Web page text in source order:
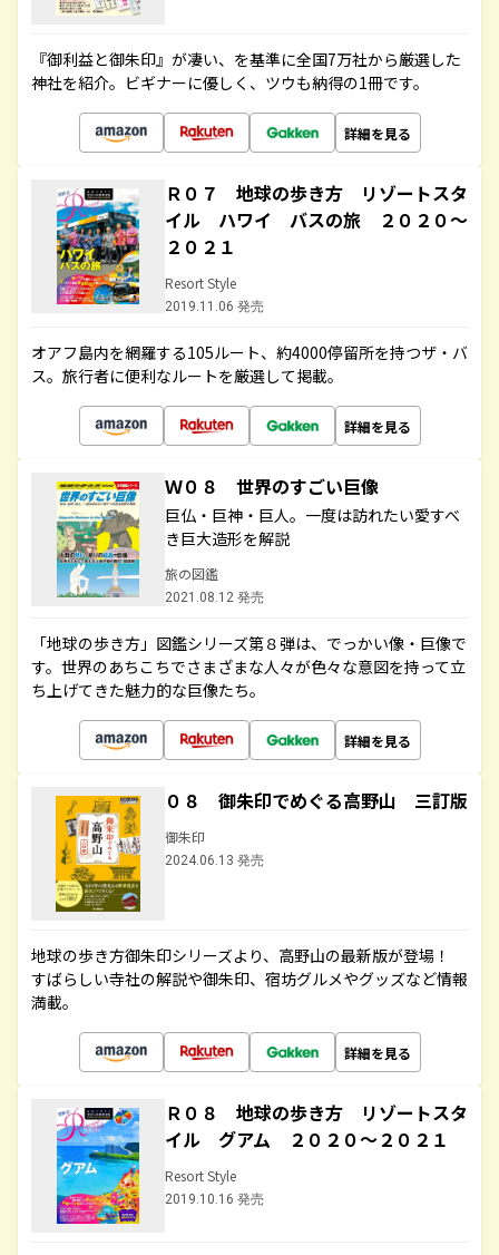
『御利益と御朱印』が凄い、を基準に全国7万社から厳選した
神社を紹介。ビギナーに優しく、ツウも納得の1冊です。
詳細を見る
Ｒ０７ 地球の歩き方 リゾートスタ
イル ハワイ バスの旅 ２０２０～
２０２１
Resort Style
2019.11.06 発売
オアフ島内を網羅する105ルート、約4000停留所を持つザ・バ
ス。旅行者に便利なルートを厳選して掲載。
詳細を見る
Ｗ０８ 世界のすごい巨像
巨仏・巨神・巨人。一度は訪れたい愛すべ
き巨大造形を解説
旅の図鑑
2021.08.12 発売
「地球の歩き方」図鑑シリーズ第８弾は、でっかい像・巨像で
す。世界のあちこちでさまざまな人々が色々な意図を持って立
ち上げてきた魅力的な巨像たち。
詳細を見る
０８ 御朱印でめぐる高野山 三訂版
御朱印
2024.06.13 発売
地球の歩き方御朱印シリーズより、高野山の最新版が登場！
すばらしい寺社の解説や御朱印、宿坊グルメやグッズなど情報
満載。
詳細を見る
Ｒ０８ 地球の歩き方 リゾートスタ
イル グアム ２０２０～２０２１
Resort Style
2019.10.16 発売